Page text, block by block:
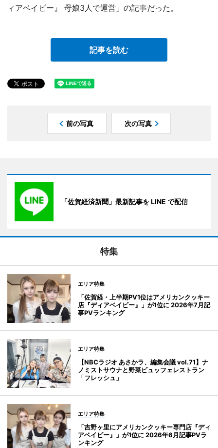
ィアベイビー』 母娘3人で運営」の記事だった。
記事を読む
前の写真 次の写真
「佐賀経済新聞」最新記事を LINE で配信
特集
エリア特集
「佐賀経・上半期PV1位はアメリカンクッキー
店『ディアベイビー』」が1位に 2026年7月記
事PVランキング
エリア特集
【NBCラジオ あさかラ、編集会議 vol.71】ナ
ノミストサウナと野菜ビュッフェレストラン
「フレッシュ」
エリア特集
「吉野ヶ里にアメリカンクッキー専門店『ディ
アベイビー』」が1位に 2026年6月記事PVラ
ンキング